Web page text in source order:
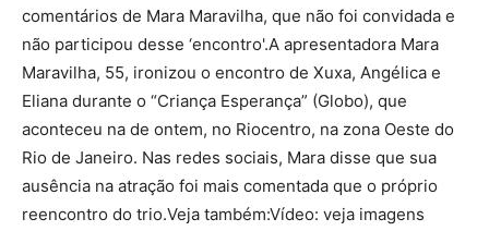
comentários de Mara Maravilha, que não foi convidada e
não participou desse ‘encontro'.A apresentadora Mara
Maravilha, 55, ironizou o encontro de Xuxa, Angélica e
Eliana durante o “Criança Esperança” (Globo), que
aconteceu na de ontem, no Riocentro, na zona Oeste do
Rio de Janeiro. Nas redes sociais, Mara disse que sua
ausência na atração foi mais comentada que o próprio
reencontro do trio.Veja também:Vídeo: veja imagens